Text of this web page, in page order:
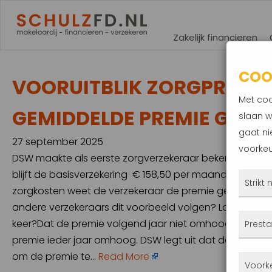
Zakelijk financieren
VOORUITBLIK
GEMIDDELDE PREMIE
27 september 2025
DSW maakte als eerste zorgverzekeraar bekend wat
blijft de basisverzekering € 158,50 per maand, exact
zorgkosten weet de verzekeraar de premie gelijk te
andere verzekeraars dit voorbeeld volgen? Laten we
keer?Dat de premie volgend jaar niet omhoog gaat, is
premie ieder jaar omhoog. DSW legt uit dat de
om de premie te… Read More
Met
slaan
gaat
Strikt